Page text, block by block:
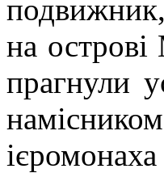
подвижник,
на
прагнули